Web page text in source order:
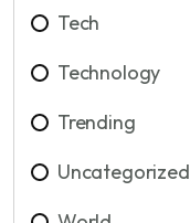
Tech
Technology
Trending
Uncategorized